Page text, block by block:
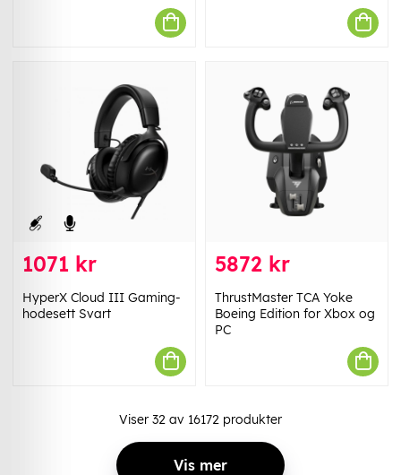
1071 kr
HyperX Cloud III Gaming-
hodesett Svart
5872 kr
ThrustMaster TCA Yoke
Boeing Edition for Xbox og
PC
Viser 32 av 16172 produkter
Vis mer